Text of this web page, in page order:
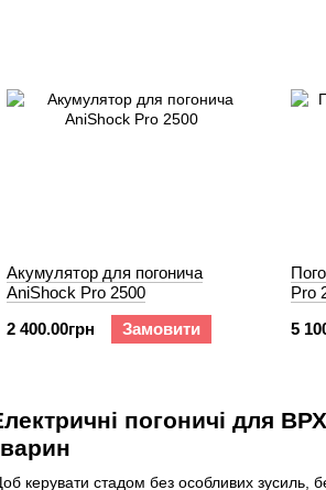
погоничі для
керувати стадом без особливих зусиль,
Акумулятор для погонича
AniShock Pro 2500
2 400.00грн
Замовити
Pro
5